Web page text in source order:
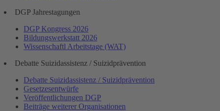
DGP Jahrestagungen
DGP Kongress 2026
Bildungswerkstatt 2026
Wissenschaftl Arbeitstage (WAT)
Debatte Suizidassistenz / Suizidprävention
Debatte Suizidassistenz / Suizidprävention
Gesetzesentwürfe
Veröffentlichungen DGP
Beiträge weiterer Organisationen